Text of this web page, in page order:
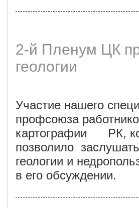
2-й Пленум ЦК
геологии
Участие нашего
профсоюза
картографии РК,
позволило
геологии и
в его обсуждении.